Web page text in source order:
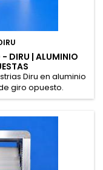
- DIRU | ALUMINIO
Diru en aluminio
giro opuesto.
servomotor Belimo.